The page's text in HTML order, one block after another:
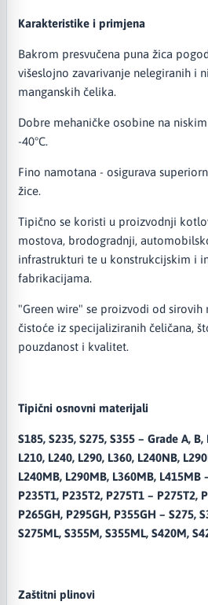
Karakteristike i primjena
Bakrom presvučena puna žica
višeslojno zavarivanje nelegiranih i
manganskih čelika.
Dobre mehaničke osobine na
-40°C.
Fino namotana - osigurava
žice.
Tipično se koristi u proizvodnji
mostova, brodogradnji,
infrastrukturi te u konstrukcijskim i
fabrikacijama.
"Green wire" se proizvodi od sirovih
čistoće iz specijaliziranih čeličana,
pouzdanost i kvalitet.
Tipični osnovni materijali
S185, S235, S275, S355 – Grade A,
L210, L240, L290, L360, L240NB,
L240MB, L290MB, L360MB, L415MB
P235T1, P235T2, P275T1 – P275T2,
P265GH, P295GH, P355GH – S275,
S275ML, S355M, S355ML, S420M,
Zaštitni plinovi